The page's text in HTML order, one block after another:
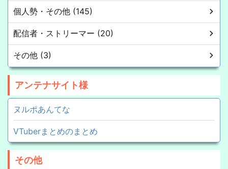
個人勢・その他 (145)
配信者・ストリーマー (20)
その他 (3)
アンテナサイト様
ヌルポあんてな
VTuberまとめのまとめ
その他